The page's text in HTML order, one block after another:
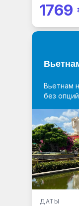
1769
Вьетнам
без опций
ДАТЫ